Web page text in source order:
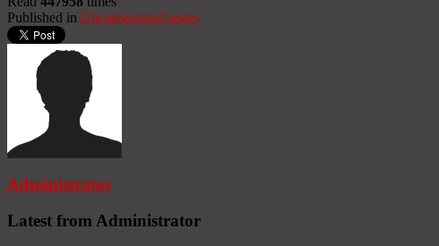
Published in Uncategorized pages
Administrator
Latest from Administrator